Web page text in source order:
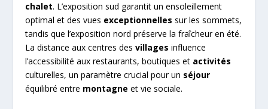
chalet. L’exposition sud garantit un ensoleillement
optimal et des vues exceptionnelles sur les sommets,
tandis que l’exposition nord préserve la fraîcheur en été.
La distance aux centres desvillages influence
l’accessibilité aux restaurants, boutiques et activités
culturelles, un paramètre crucial pour un séjour
équilibré entre montagne et vie sociale.